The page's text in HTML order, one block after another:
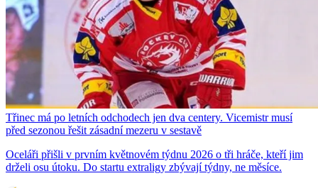
Třinec má po letních odchodech jen dva centery. Vicemistr musí
před sezonou řešit zásadní mezeru v sestavě
Oceláři přišli v prvním květnovém týdnu 2026 o tři hráče, kteří jim
drželi osu útoku. Do startu extraligy zbývají týdny, ne měsíce.